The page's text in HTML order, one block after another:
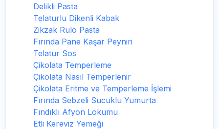
Delikli Pasta
Telaturlu Dikenli Kabak
Zikzak Rulo Pasta
Fırında Pane Kaşar Peyniri
Telatur Sos
Çikolata Temperleme
Çikolata Nasıl Temperlenir
Çikolata Eritme ve Temperleme İşlemi
Fırında Sebzeli Sucuklu Yumurta
Fındıklı Afyon Lokumu
Etli Kereviz Yemeği